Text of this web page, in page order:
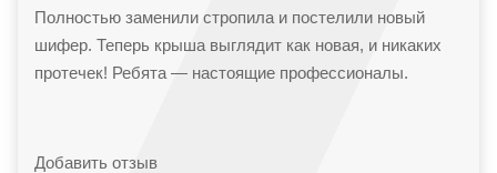
Полностью заменили стропила и постелили новый
шифер. Теперь крыша выглядит как новая, и никаких
протечек! Ребята — настоящие профессионалы.
Добавить отзыв